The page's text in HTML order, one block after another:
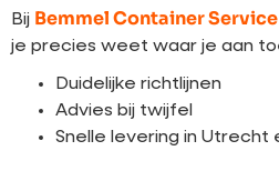
Bij Bemmel Container Service
je precies weet waar je aan
Duidelijke richtlijnen
Advies bij twijfel
Snelle levering in Utrecht